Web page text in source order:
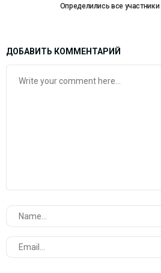
Определились все
ДОБАВИТЬ КОММЕНТАРИЙ